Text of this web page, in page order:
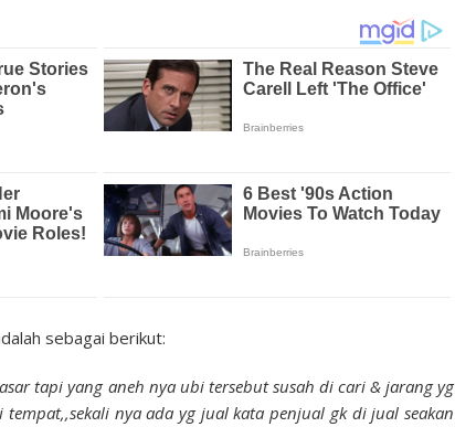
sebagai berikut:
tapi yang aneh nya ubi tersebut susah di cari & jarang yg
nya ada yg jual kata penjual gk di jual seakan